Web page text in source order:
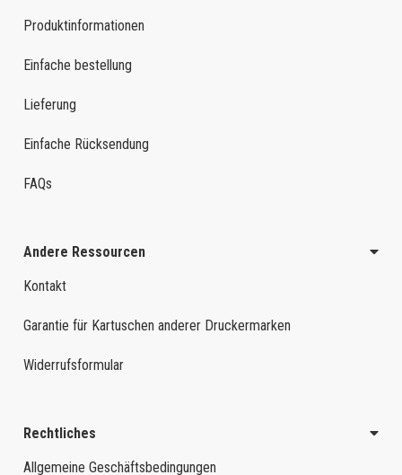
Produktinformationen
Einfache bestellung
Lieferung
Einfache Rücksendung
FAQs
Andere Ressourcen
Kontakt
Garantie für Kartuschen anderer Druckermarken
Widerrufsformular
Rechtliches
Allgemeine Geschäftsbedingungen